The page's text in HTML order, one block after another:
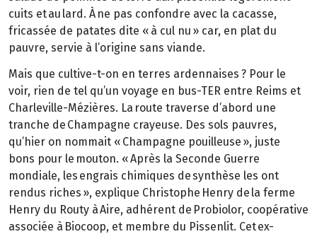
cuits et au lard. À ne pas confondre avec la cacasse,
fricassée de patates dite « à cul nu » car, en plat du
pauvre, servie à l’origine sans viande.
Mais que cultive-t-on en terres ardennaises ? Pour le
voir, rien de tel qu’un voyage en bus-TER entre Reims et
Charleville-Mézières. La route traverse d’abord une
tranche de Champagne crayeuse. Des sols pauvres,
qu’hier on nommait « Champagne pouilleuse », juste
bons pour le mouton. « Après la Seconde Guerre
mondiale, les engrais chimiques de synthèse les ont
rendus riches », explique Christophe Henry de la ferme
Henry du Routy à Aire, adhérent de Probiolor, coopérative
associée à Biocoop, et membre du Pissenlit. Cet ex-